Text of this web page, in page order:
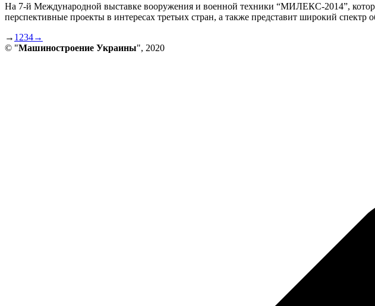
На 7-й Международной выставке вооружения и военной техники “МИЛЕКС-2014”,
перспективные проекты в интересах третьих стран, а также представит широкий спектр
→ 1 234→
© "Машиностроение Украины", 2020